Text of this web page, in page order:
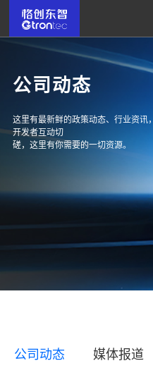
公司动态
这里有最新鲜的政策动态、行业资讯
开发者互动切
磋，这里有你需要的一切资源。
公司动态 媒体报道